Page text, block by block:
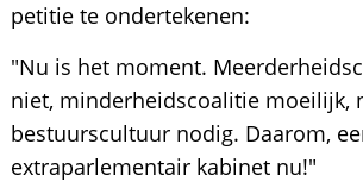
petitie te ondertekenen:
"Nu is het moment.
niet, minderheidscoalitie moeilijk,
bestuurscultuur nodig. Daarom,
extraparlementair kabinet nu!"